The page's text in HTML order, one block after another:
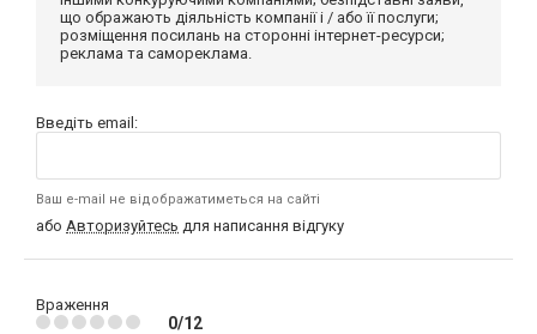
що ображають діяльність компанії і / або її послуги;
розміщення посилань на сторонні інтернет-ресурси;
реклама та самореклама.
Введіть email:
Ваш e-mail не відображатиметься на сайті
або Авторизуйтесь для написання відгуку
Враження
0/12